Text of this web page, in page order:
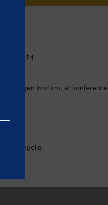
2024:
er ingen tvivl om, at
tilgængelig.